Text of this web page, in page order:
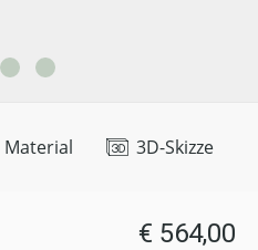
Material 3D-Skizze
€ 564,00